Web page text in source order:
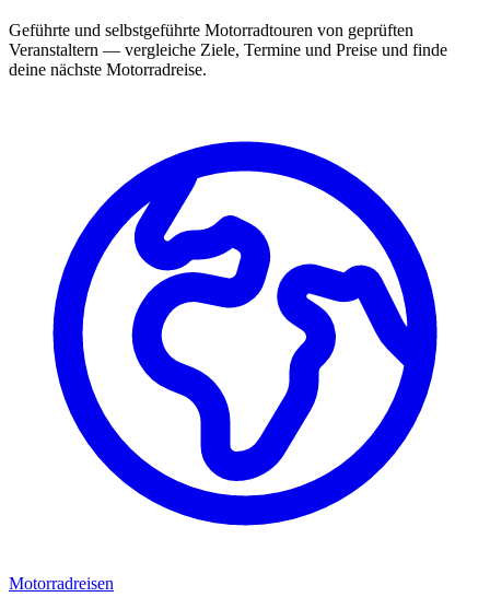
Geführte und selbstgeführte Motorradtouren von geprüften
Veranstaltern — vergleiche Ziele, Termine und Preise und finde
deine nächste Motorradreise.
Motorradreisen